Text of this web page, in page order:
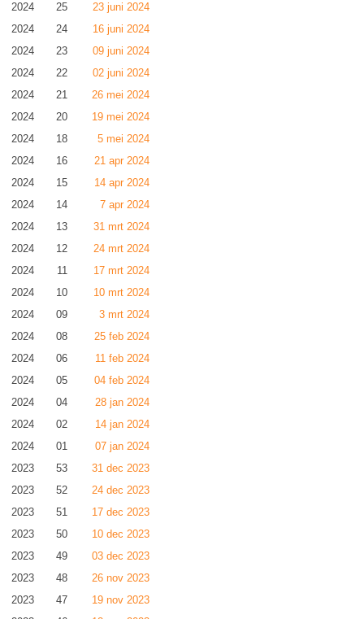
2024
25
23 juni 2024
2024
24
16 juni 2024
2024
23
09 juni 2024
2024
22
02 juni 2024
2024
21
26 mei 2024
2024
20
19 mei 2024
2024
18
5 mei 2024
2024
16
21 apr 2024
2024
15
14 apr 2024
2024
14
7 apr 2024
2024
13
31 mrt 2024
2024
12
24 mrt 2024
2024
11
17 mrt 2024
2024
10
10 mrt 2024
2024
09
3 mrt 2024
2024
08
25 feb 2024
2024
06
11 feb 2024
2024
05
04 feb 2024
2024
04
28 jan 2024
2024
02
14 jan 2024
2024
01
07 jan 2024
2023
53
31 dec 2023
2023
52
24 dec 2023
2023
51
17 dec 2023
2023
50
10 dec 2023
2023
49
03 dec 2023
2023
48
26 nov 2023
2023
47
19 nov 2023